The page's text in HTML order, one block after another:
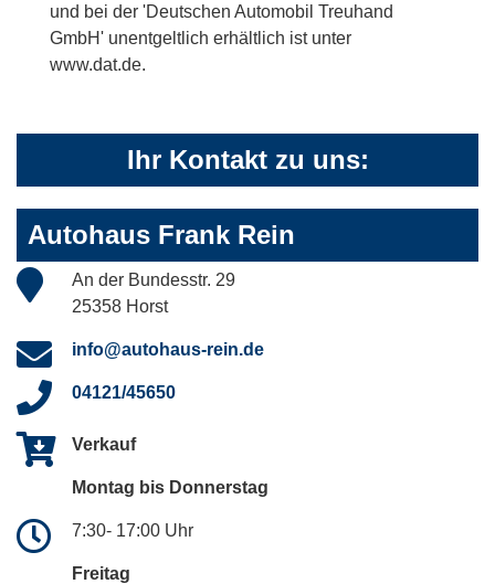
und bei der 'Deutschen Automobil Treuhand
GmbH' unentgeltlich erhältlich ist unter
www.dat.de.
Ihr Kontakt zu uns:
Autohaus Frank Rein
An der Bundesstr. 29
25358 Horst
info@autohaus-rein.de
04121/45650
Verkauf
Montag bis Donnerstag
7:30- 17:00 Uhr
Freitag